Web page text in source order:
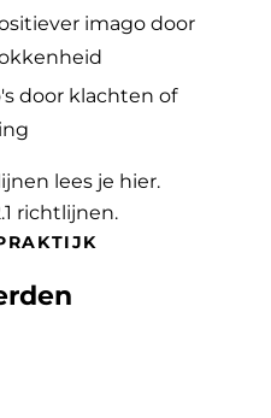
imago door
door klachten of
lees je hier.
richtlijnen.